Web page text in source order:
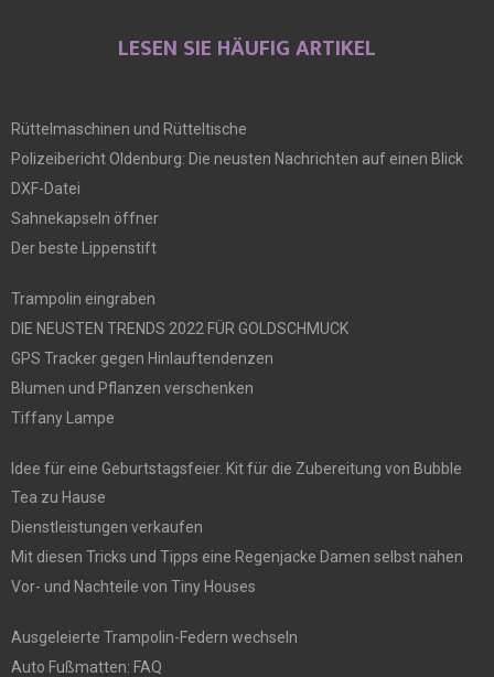
LESEN SIE HÄUFIG ARTIKEL
Rüttelmaschinen und Rütteltische
Polizeibericht Oldenburg: Die neusten Nachrichten auf einen Blick
DXF-Datei
Sahnekapseln öffner
Der beste Lippenstift
Trampolin eingraben
DIE NEUSTEN TRENDS 2022 FÜR GOLDSCHMUCK
GPS Tracker gegen Hinlauftendenzen
Blumen und Pflanzen verschenken
Tiffany Lampe
Idee für eine Geburtstagsfeier. Kit für die Zubereitung von Bubble
Tea zu Hause
Dienstleistungen verkaufen
Mit diesen Tricks und Tipps eine Regenjacke Damen selbst nähen
Vor- und Nachteile von Tiny Houses
Ausgeleierte Trampolin-Federn wechseln
Auto Fußmatten: FAQ